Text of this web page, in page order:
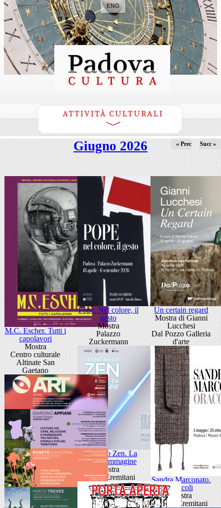
ENG
ATTIVITÀ CULTURALI
Giugno 2026 « Prec Succ »
M.C. Escher. Tutti i
capolavori
Mostra
Centro culturale
Altinate San
Gaetano
Pope. Nel colore, il
gesto
Mostra
Palazzo
Zuckermann
Un certain regard
Mostra di Gianni
Lucchesi
Dal Pozzo Galleria
d'arte
Giancarlo Zen. La
luce fa l'immagine
Mostra
Museo Eremitani
Sandra Marconato.
Oracoli
Mostra
Museo Eremitani